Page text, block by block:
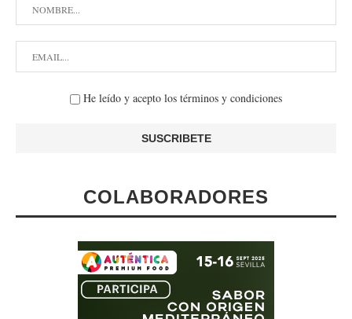
He leído y acepto los términos y condiciones
COLABORADORES